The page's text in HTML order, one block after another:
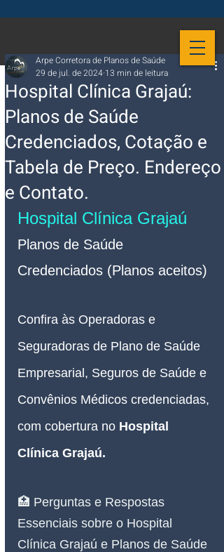
Hospital Clínica Grajaú:
Planos de Saúde
Credenciados, Cotação e
Tabela de Preço. Endereço
e Contato.
Arpe Corretora de Planos de Saúde
29 de jul. de 2024 13 min de leitura
Hospital Clínica Grajaú
Planos de Saúde
Credenciados (Planos aceitos)
Confira às Operadoras e
Seguradoras de Plano de Saúde
Empresarial, Seguros de Saúde e
Convênios Médicos credenciadas,
com cobertura no Hospital
Clínica Grajaú.
🏥 Perguntas e Respostas
Essenciais sobre o Hospital
Clínica Grajaú e Planos de Saúde